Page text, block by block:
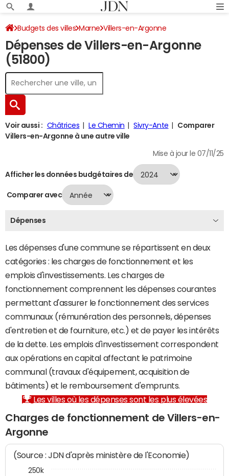
Budgets des villes Marne Villers-en-Argonne
Dépenses 2024
Dépenses de Villers-en-Argonne
(51800)
Voir aussi : Châtrices Le Chemin Sivry-Ante
Comparer
Villers-en-Argonne à une autre ville
Mise à jour le 07/11/25
Afficher les données budgétaires de
Comparer avec
Dépenses
Les dépenses d'une commune se répartissent en deux
catégories : les charges de fonctionnement et les
emplois d'investissements. Les charges de
fonctionnement comprennent les dépenses courantes
permettant d'assurer le fonctionnement des services
communaux (rémunération des personnels, dépenses
d'entretien et de fourniture, etc.) et de payer les intérêts
de la dette. Les emplois d'investissement correspondent
aux opérations en capital affectant le patrimoine
communal (travaux d'équipement, acquisition de
bâtiments) et le remboursement d'emprunts.
Les villes où les dépenses sont les plus élevées
Charges de fonctionnement de Villers-en-
Argonne
(Source : JDN d'après ministère de l'Economie)
250k